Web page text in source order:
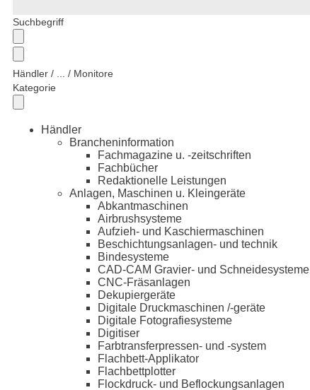
Suchbegriff
Händler / ... / Monitore
Kategorie
Händler
Brancheninformation
Fachmagazine u. -zeitschriften
Fachbücher
Redaktionelle Leistungen
Anlagen, Maschinen u. Kleingeräte
Abkantmaschinen
Airbrushsysteme
Aufzieh- und Kaschiermaschinen
Beschichtungsanlagen- und technik
Bindesysteme
CAD-CAM Gravier- und Schneidesysteme
CNC-Fräsanlagen
Dekupiergeräte
Digitale Druckmaschinen /-geräte
Digitale Fotografiesysteme
Digitiser
Farbtransferpressen- und -system
Flachbett-Applikator
Flachbettplotter
Flockdruck- und Beflockungsanlagen